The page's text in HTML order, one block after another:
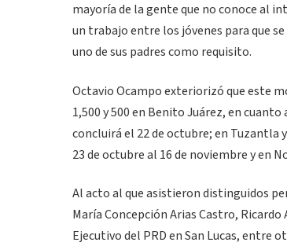
mayoría de la gente que no conoce al
un trabajo entre los jóvenes para que
uno de sus padres como requisito.
Octavio Ocampo exteriorizó que este
1,500 y 500 en Benito Juárez, en
concluirá el 22 de octubre; en Tuzantla
23 de octubre al 16 de noviembre y en
Al acto al que asistieron distinguidos
María Concepción Arias Castro,
Ejecutivo del PRD en San Lucas, entre